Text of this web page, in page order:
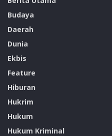
Budaya
Daerah
Dunia
Ekbis
Feature
Hiburan
Hukrim
Hukum
Hukum Kriminal